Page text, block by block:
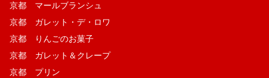
京都 マールブランシュ
京都 ガレット・デ・ロワ
京都 りんごのお菓子
京都 ガレット＆クレープ
京都 プリン